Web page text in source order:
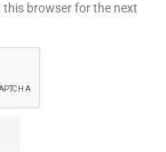
this browser for the next